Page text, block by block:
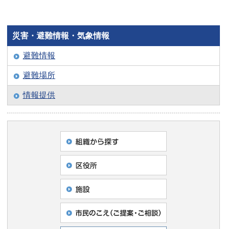
災害・避難情報・気象情報
避難情報
避難場所
情報提供